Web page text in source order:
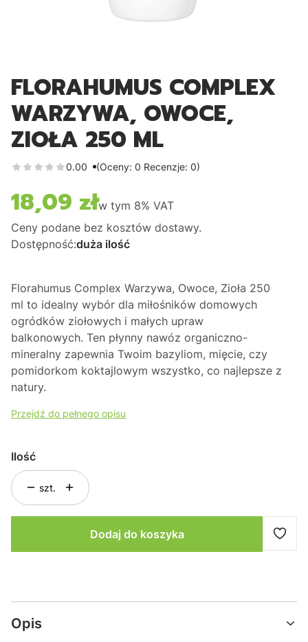
FLORAHUMUS COMPLEX
WARZYWA, OWOCE,
ZIOŁA 250 ML
0.00 (Oceny: 0 Recenzje: 0)
Cena
18,09 złw tym 8% VAT
Ceny podane bez kosztów dostawy.
Dostępność:duża ilość
Florahumus Complex Warzywa, Owoce, Zioła 250
ml to idealny wybór dla miłośników domowych
ogródków ziołowych i małych upraw
balkonowych. Ten płynny nawóz organiczno-
mineralny zapewnia Twoim bazyliom, mięcie, czy
pomidorkom koktajlowym wszystko, co najlepsze z
natury.
Przejdź do pełnego opisu
Ilość
szt.
Dodaj do koszyka
Opis